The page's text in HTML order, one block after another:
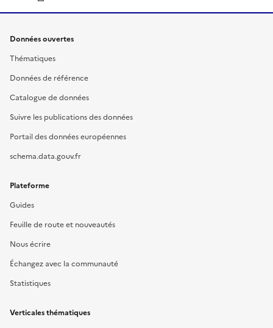
Données ouvertes
Thématiques
Données de référence
Catalogue de données
Suivre les publications des données
Portail des données européennes
schema.data.gouv.fr
Plateforme
Guides
Feuille de route et nouveautés
Nous écrire
Échangez avec la communauté
Statistiques
Verticales thématiques